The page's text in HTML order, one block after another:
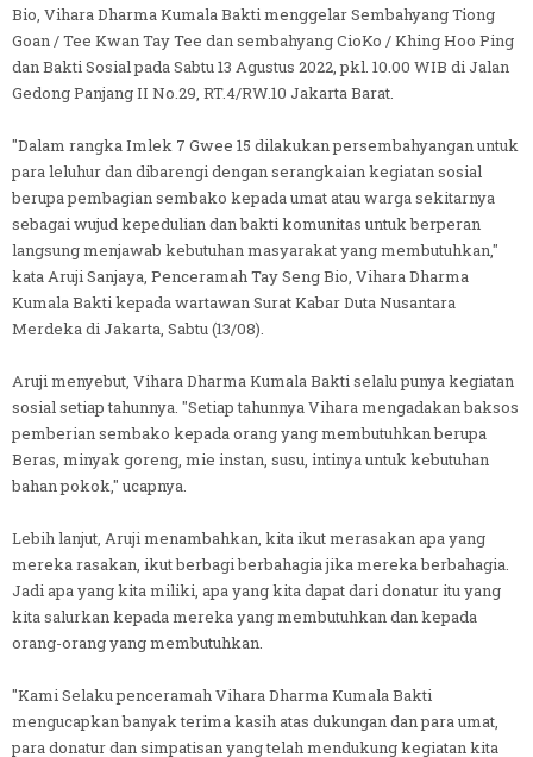
Bio, Vihara Dharma Kumala Bakti menggelar Sembahyang Tiong
Goan / Tee Kwan Tay Tee dan sembahyang CioKo / Khing Hoo Ping
dan Bakti Sosial pada Sabtu 13 Agustus 2022, pkl. 10.00 WIB di Jalan
Gedong Panjang II No.29, RT.4/RW.10 Jakarta Barat.
"Dalam rangka Imlek 7 Gwee 15 dilakukan persembahyangan untuk
para leluhur dan dibarengi dengan serangkaian kegiatan sosial
berupa pembagian sembako kepada umat atau warga sekitarnya
sebagai wujud kepedulian dan bakti komunitas untuk berperan
langsung menjawab kebutuhan masyarakat yang membutuhkan,"
kata Aruji Sanjaya, Penceramah Tay Seng Bio, Vihara Dharma
Kumala Bakti kepada wartawan Surat Kabar Duta Nusantara
Merdeka di Jakarta, Sabtu (13/08).
Aruji menyebut, Vihara Dharma Kumala Bakti selalu punya kegiatan
sosial setiap tahunnya. "Setiap tahunnya Vihara mengadakan baksos
pemberian sembako kepada orang yang membutuhkan berupa
Beras, minyak goreng, mie instan, susu, intinya untuk kebutuhan
bahan pokok," ucapnya.
Lebih lanjut, Aruji menambahkan, kita ikut merasakan apa yang
mereka rasakan, ikut berbagi berbahagia jika mereka berbahagia.
Jadi apa yang kita miliki, apa yang kita dapat dari donatur itu yang
kita salurkan kepada mereka yang membutuhkan dan kepada
orang-orang yang membutuhkan.
"Kami Selaku penceramah Vihara Dharma Kumala Bakti
mengucapkan banyak terima kasih atas dukungan dan para umat,
para donatur dan simpatisan yang telah mendukung kegiatan kita